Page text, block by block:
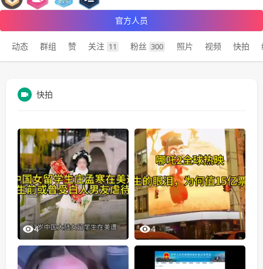
官方人员
动态 群组 赞 关注 11 粉丝 300 照片 视频 快拍
快拍
4 4